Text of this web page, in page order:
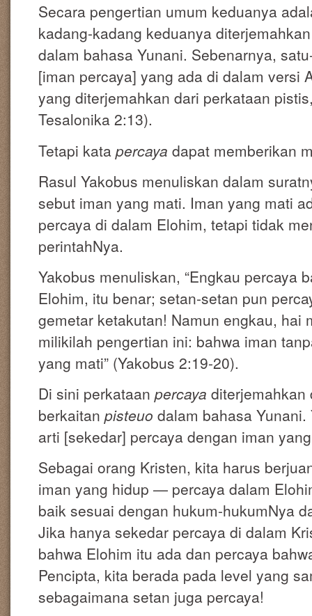
Secara pengertian umum keduanya
kadang-kadang keduanya
dalam bahasa Yunani. Sebenarnya,
[iman percaya] yang ada di dalam versi
yang diterjemahkan dari perkataan
Tesalonika 2:13).
Tetapi kata percaya dapat memberikan
Rasul Yakobus menuliskan dalam
sebut iman yang mati. Iman yang mati
percaya di dalam Elohim, tetapi tidak
perintahNya.
Yakobus menuliskan, “Engkau percaya
Elohim, itu benar; setan-setan pun
gemetar ketakutan! Namun engkau, hai
milikilah pengertian ini: bahwa iman
yang mati” (Yakobus 2:19-20).
Di sini perkataan percaya diterjemahkan
berkaitan pisteuo dalam bahasa
arti [sekedar] percaya dengan iman
Sebagai orang Kristen, kita harus
iman yang hidup — percaya dalam
baik sesuai dengan hukum-hukumNya
Jika hanya sekedar percaya di dalam
bahwa Elohim itu ada dan percaya
Pencipta, kita berada pada level yang
sebagaimana setan juga percaya!